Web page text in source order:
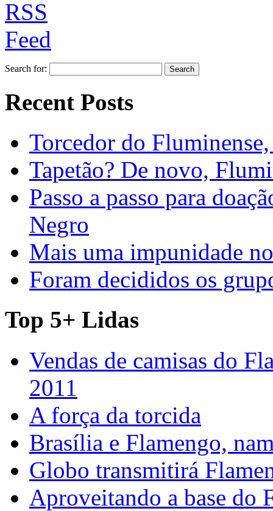
Search for:
Recent Posts
Torcedor do
Tapetão? De novo,
Passo a passo para
Negro
Mais uma impunidade
Foram decididos os
Top 5+ Lidas
Vendas de camisas do
2011
A força da torcida
Brasília e Flamengo,
Globo transmitirá
Aproveitando a base do